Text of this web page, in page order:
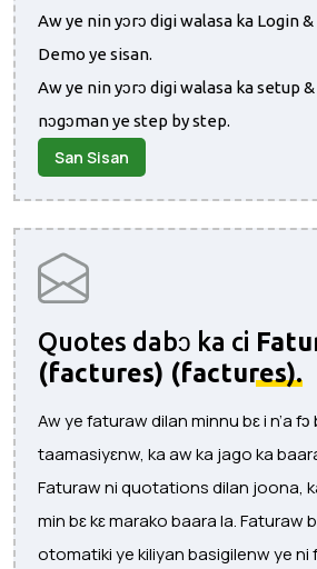
Aw ye nin yɔrɔ digi walasa ka Login
Demo ye sisan.
Aw ye nin yɔrɔ digi walasa ka setup
nɔgɔman ye step by step.
San Sisan
Quotes dabɔ ka ci
(factures) (factures).
Aw ye faturaw dilan minnu bɛ i n’a
taamasiyɛnw, ka aw ka jago ka
Faturaw ni quotations dilan joona,
min bɛ kɛ marako baara la. Faturaw
otomatiki ye kiliyan basigilenw ye ni